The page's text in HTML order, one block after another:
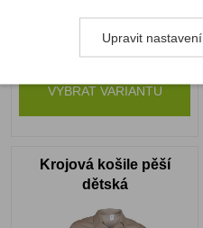
Skladem
989 Kč
VYBRAT VARIANTU
Krojová košile pěší
dětská
Upravit nastavení